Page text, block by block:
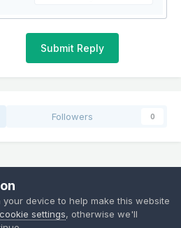
Submit Reply
Followers 0
Cookies
your device to help make this website
settings, otherwise we'll